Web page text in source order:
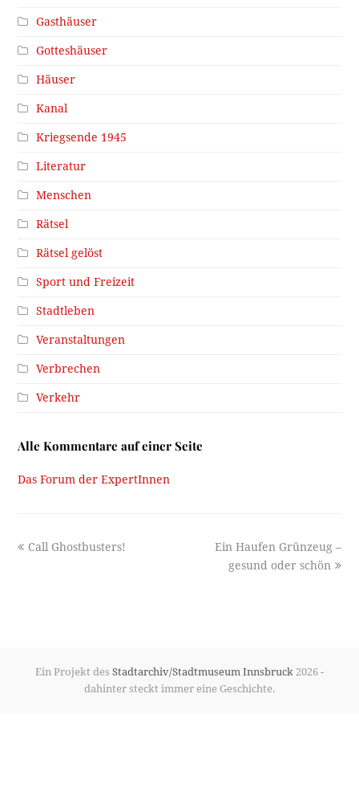
Gasthäuser
Gotteshäuser
Häuser
Kanal
Kriegsende 1945
Literatur
Menschen
Rätsel
Rätsel gelöst
Sport und Freizeit
Stadtleben
Veranstaltungen
Verbrechen
Verkehr
Alle Kommentare auf einer Seite
Das Forum der ExpertInnen
previous
Call Ghostbusters!
next
post:
Ein Haufen Grünzeug –
gesund oder schön
Ein Projekt des Stadtarchiv/Stadtmuseum Innsbruck 2026 -
dahinter steckt immer eine Geschichte.